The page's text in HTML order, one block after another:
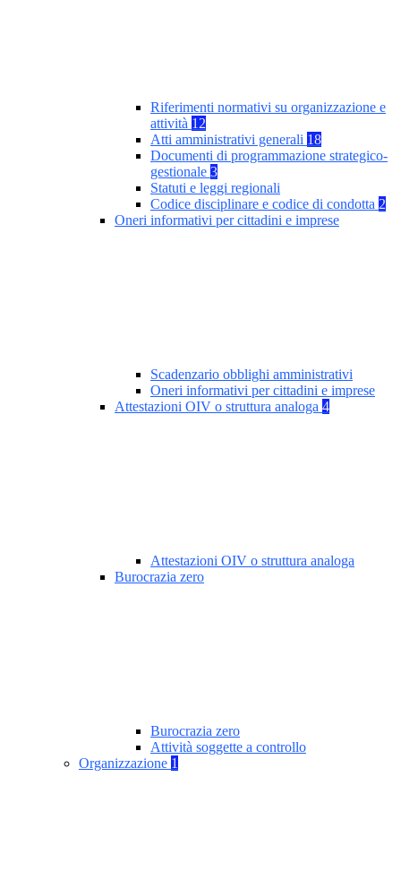
Riferimenti normativi su organizzazione e
attività 12
Atti amministrativi generali 18
Documenti di programmazione strategico-
gestionale 3
Statuti e leggi regionali
Codice disciplinare e codice di condotta 2
Oneri informativi per cittadini e imprese
Scadenzario obblighi amministrativi
Oneri informativi per cittadini e imprese
Attestazioni OIV o struttura analoga 4
Attestazioni OIV o struttura analoga
Burocrazia zero
Burocrazia zero
Attività soggette a controllo
Organizzazione 1